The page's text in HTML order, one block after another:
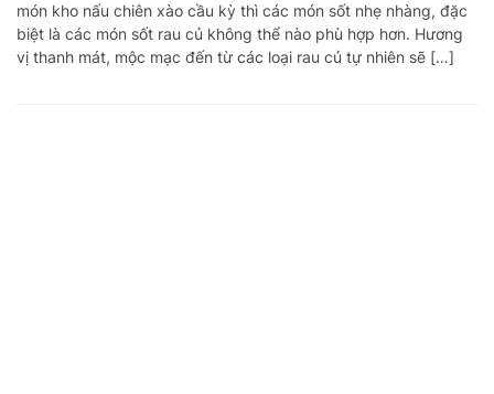
món kho nấu chiên xào cầu kỳ thì các món sốt nhẹ nhàng, đặc
biệt là các món sốt rau củ không thể nào phù hợp hơn. Hương
vị thanh mát, mộc mạc đến từ các loại rau củ tự nhiên sẽ […]